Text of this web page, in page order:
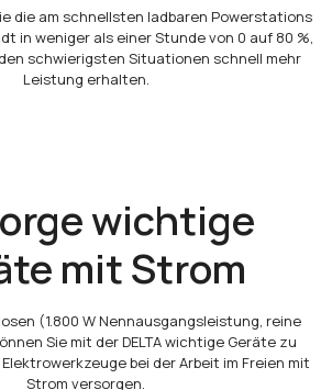
die am schnellsten ladbaren Powerstations
in weniger als einer Stunde von 0 auf 80 %,
schwierigsten Situationen schnell mehr
Leistung erhalten.
wichtige
mit Strom
(1.800 W Nennausgangsleistung, reine
Sie mit der DELTA wichtige Geräte zu
bei der Arbeit im Freien mit
Strom versorgen.